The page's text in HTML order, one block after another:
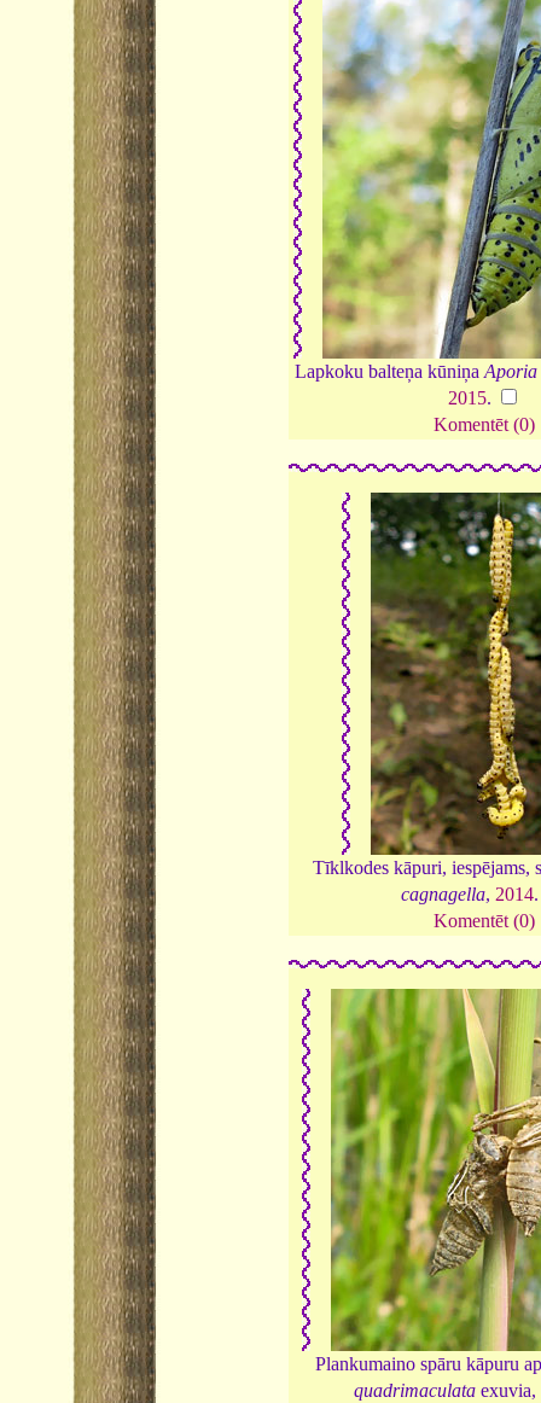
Lapkoku balteņa kūniņaAporia
2015.
Komentēt (0)
Tīklkodes kāpuri, iespējams,
cagnagella, 2014
Komentēt (0)
Plankumaino spāru kāpuru
quadrimaculata exuvia,